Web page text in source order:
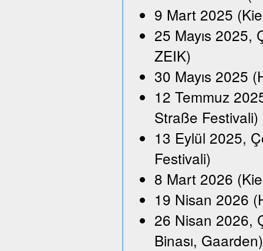
9 Mart 2025
25 Mayıs 2025,
ZEIK)
30 Mayıs 2025
12 Temmuz
Straße Festivali)
13 Eylül 2025,
Festivali)
8 Mart 2026
19 Nisan 2026
26 Nisan 2026,
Binası, Gaarden)